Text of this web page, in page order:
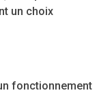
un choix
fonctionnement